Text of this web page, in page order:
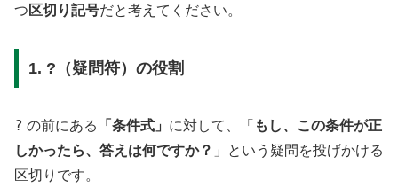
つ 区切り記号だと考えてください。
1. ?（疑問符）の役割
? の前にある 「条件式」 に対して、「 もし、この条件が正
しかったら、答えは何ですか？ 」という疑問を投げかける
区切りです。